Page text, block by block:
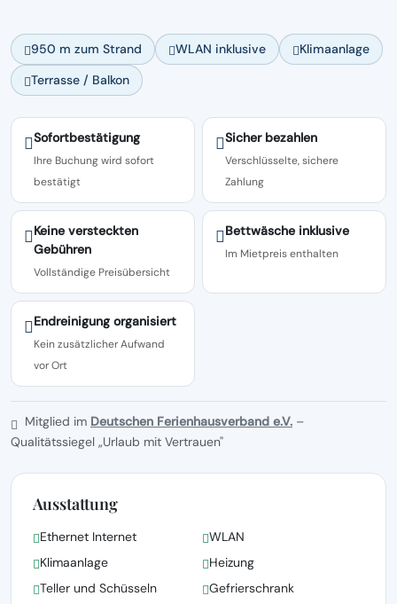
950 m zum Strand WLAN inklusive
Klimaanlage
Terrasse / Balkon
Sofortbestätigung
Ihre Buchung wird sofort
bestätigt
Sicher bezahlen
Verschlüsselte, sichere
Zahlung
Keine versteckten
Gebühren
Vollständige Preisübersicht
Bettwäsche inklusive
Im Mietpreis enthalten
Endreinigung organisiert
Kein zusätzlicher Aufwand
vor Ort
Mitglied im Deutschen Ferienhausverband e.V. –
Qualitätssiegel „Urlaub mit Vertrauen"
Ausstattung
Ethernet Internet
WLAN
Klimaanlage
Heizung
Teller und Schüsseln
Gefrierschrank